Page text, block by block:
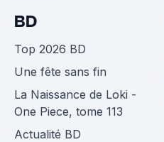
BD
Top 2026 BD
Une fête sans fin
La Naissance de Loki -
One Piece, tome 113
Actualité BD